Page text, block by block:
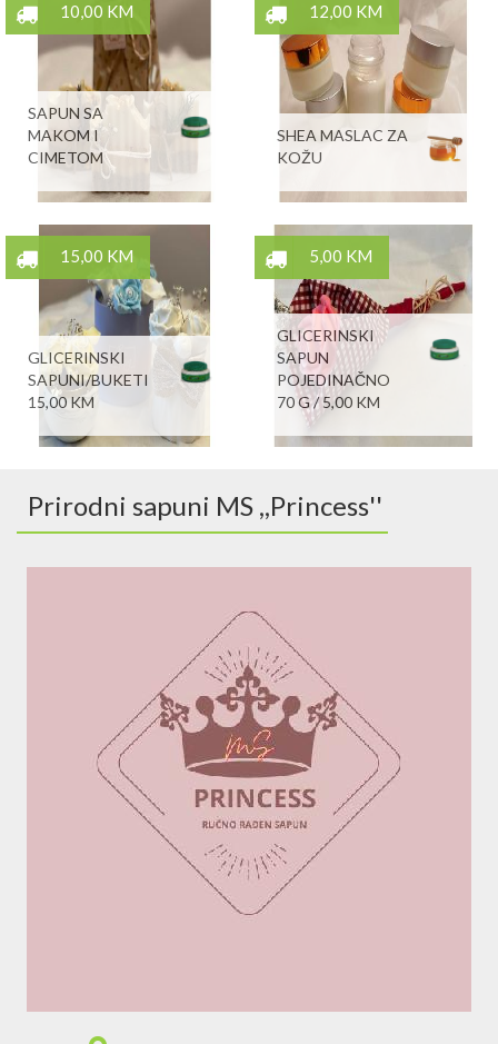
10,00 KM
SAPUN SA
MAKOM I
CIMETOM
12,00 KM
SHEA MASLAC ZA
KOŽU
15,00 KM
GLICERINSKI
SAPUNI/BUKETI
15,00 KM
5,00 KM
GLICERINSKI
SAPUN
POJEDINAČNO
70 G / 5,00 KM
Prirodni sapuni MS ,,Princess''